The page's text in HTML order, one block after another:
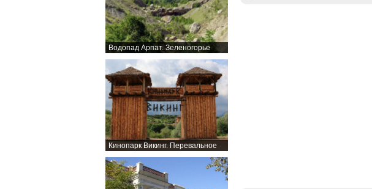
Водопад Арпат. Зеленогорье
Кинопарк Викинг. Перевальное